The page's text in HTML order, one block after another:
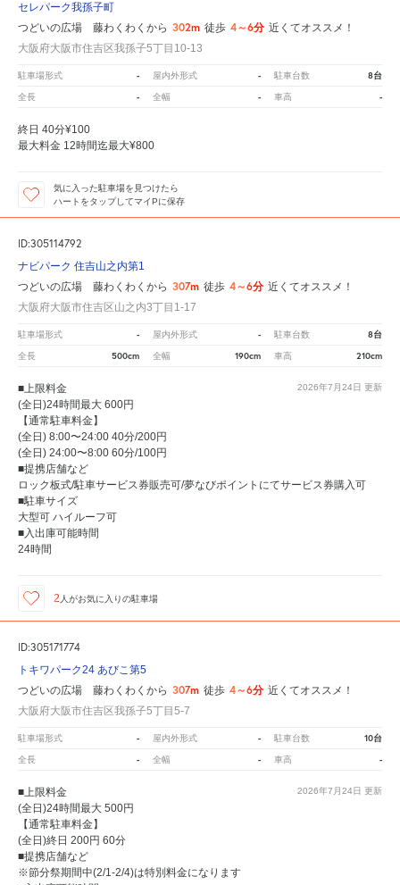
セレパーク我孫子町
つどいの広場 藤わくわくから 302m 徒歩 4～6分 近くてオススメ！
大阪府大阪市住吉区我孫子5丁目10-13
駐車場形式 - 屋内外形式 - 駐車台数 8台
全長 - 全幅 - 車高 -
終日 40分¥100
最大料金 12時間迄最大¥800
気に入った駐車場を見つけたら
ハートをタップしてマイPに保存
ID:305114792
ナビパーク 住吉山之内第1
つどいの広場 藤わくわくから 307m 徒歩 4～6分 近くてオススメ！
大阪府大阪市住吉区山之内3丁目1-17
駐車場形式 - 屋内外形式 - 駐車台数 8台
全長 500cm 全幅 190cm 車高 210cm
2026年7月24日 更新
■上限料金
(全日)24時間最大 600円
【通常駐車料金】
(全日) 8:00〜24:00 40分/200円
(全日) 24:00〜8:00 60分/100円
■提携店舗など
ロック板式/駐車サービス券販売可/夢なびポイントにてサービス券購入可
■駐車サイズ
大型可 ハイルーフ可
■入出庫可能時間
24時間
2 人がお気に入りの駐車場
ID:305171774
トキワパーク24 あびこ第5
つどいの広場 藤わくわくから 307m 徒歩 4～6分 近くてオススメ！
大阪府大阪市住吉区我孫子5丁目5-7
駐車場形式 - 屋内外形式 - 駐車台数 10台
全長 - 全幅 - 車高 -
2026年7月24日 更新
■上限料金
(全日)24時間最大 500円
【通常駐車料金】
(全日)終日 200円 60分
■提携店舗など
※節分祭期間中(2/1-2/4)は特別料金になります